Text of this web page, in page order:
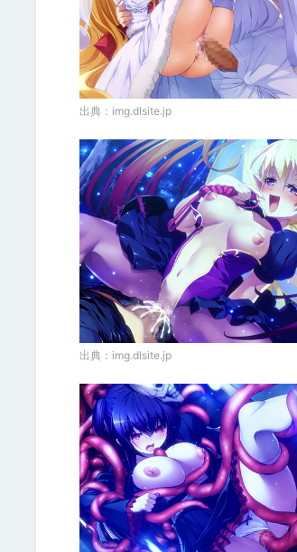
出典： img.dlsite.jp
出典： img.dlsite.jp